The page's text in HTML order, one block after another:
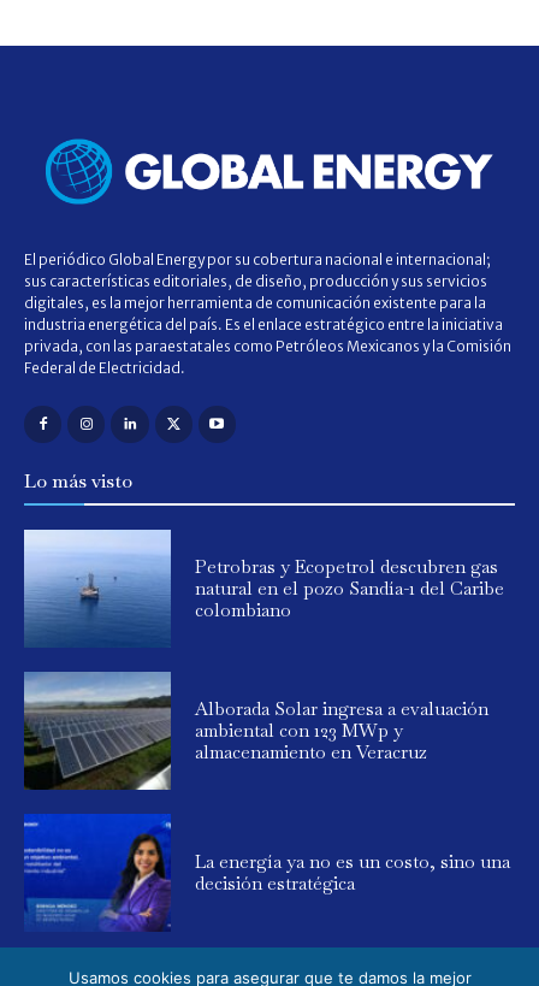
El periódico Global Energy por su cobertura nacional e internacional;
sus características editoriales, de diseño, producción y sus servicios
digitales, es la mejor herramienta de comunicación existente para la
industria energética del país. Es el enlace estratégico entre la iniciativa
privada, con las paraestatales como Petróleos Mexicanos y la Comisión
Federal de Electricidad.
Lo más visto
Petrobras y Ecopetrol descubren gas
natural en el pozo Sandía-1 del Caribe
colombiano
Alborada Solar ingresa a evaluación
ambiental con 123 MWp y
almacenamiento en Veracruz
La energía ya no es un costo, sino una
decisión estratégica
Usamos cookies para asegurar que te damos la mejor